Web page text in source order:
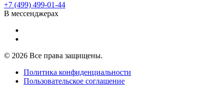
+7 (499) 499-01-44
В мессенджерах
© 2026 Все права защищены.
Политика конфиденциальности
Пользовательское соглашение